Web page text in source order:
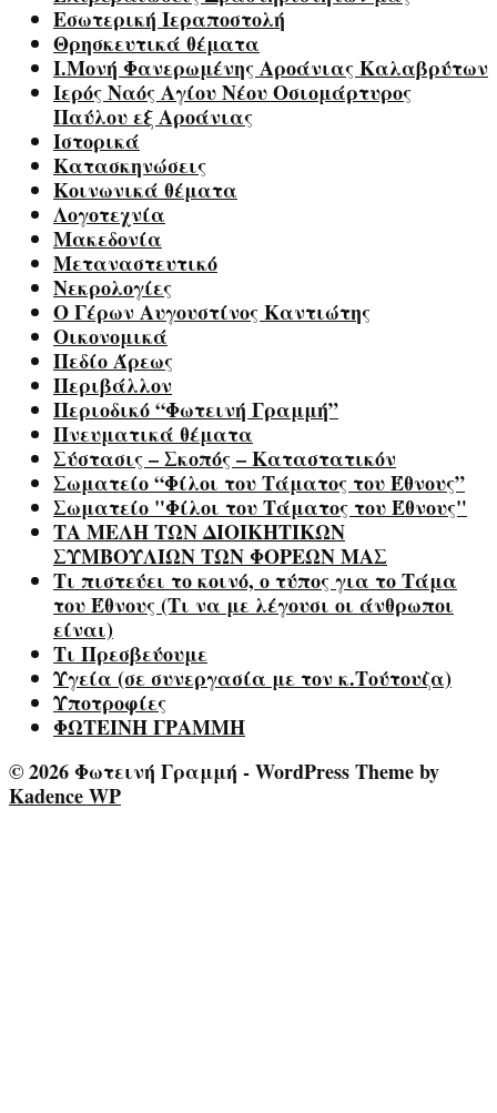
Εσωτερική Ιεραποστολή
Θρησκευτικά θέματα
Ι.Μονή Φανερωμένης Αροάνιας Καλαβρύτων
Ιερός Ναός Αγίου Νέου Οσιομάρτυρος
Παύλου εξ Αροάνιας
Ιστορικά
Κατασκηνώσεις
Κοινωνικά θέματα
Λογοτεχνία
Μακεδονία
Μεταναστευτικό
Νεκρολογίες
Ο Γέρων Αυγουστίνος Καντιώτης
Οικονομικά
Πεδίο Άρεως
Περιβάλλον
Περιοδικό “Φωτεινή Γραμμή”
Πνευματικά θέματα
Σύστασις – Σκοπός – Καταστατικόν
Σωματείο “Φίλοι του Τάματος του Έθνους”
Σωματείο "Φίλοι του Τάματος του Έθνους"
ΤΑ ΜΕΛΗ ΤΩΝ ΔΙΟΙΚΗΤΙΚΩΝ
ΣΥΜΒΟΥΛΙΩΝ ΤΩΝ ΦΟΡΕΩΝ ΜΑΣ
Τι πιστεύει το κοινό, ο τύπος για το Τάμα
του Έθνους (Τι να με λέγουσι οι άνθρωποι
είναι)
Τι Πρεσβεύουμε
Υγεία (σε συνεργασία με τον κ.Τούτουζα)
Υποτροφίες
ΦΩΤΕΙΝΗ ΓΡΑΜΜΗ
© 2026 Φωτεινή Γραμμή - WordPress Theme by
Kadence WP